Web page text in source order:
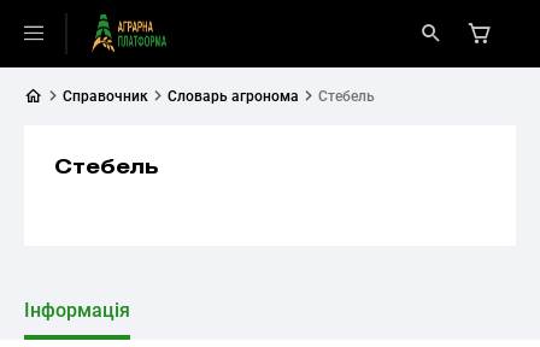
Справочник Словарь агронома Стебель
Стебель
Інформація